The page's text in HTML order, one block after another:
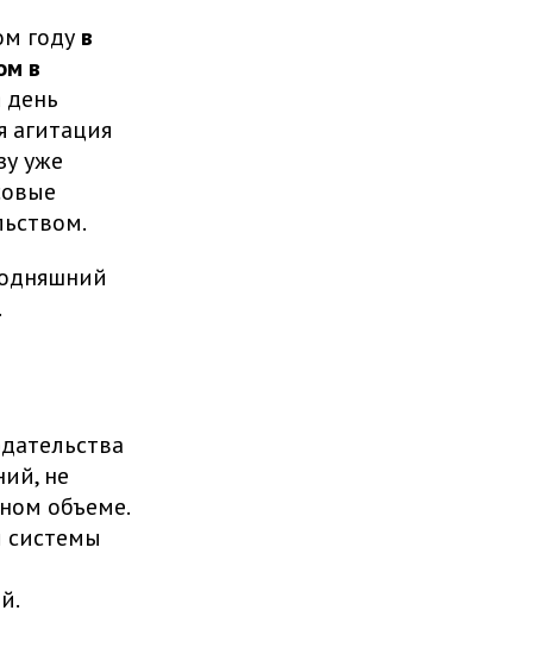
году в
в
день
агитация
уже
не
объеме.
системы